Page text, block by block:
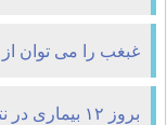
غبغب را می توان از
بروز ۱۲ بیماری در نتیجه نخوردن صبحانه